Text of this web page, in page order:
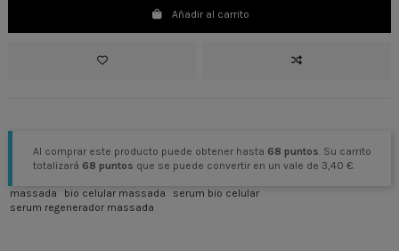
Añadir al carrito
Al comprar este producto puede obtener hasta 68 puntos. Su carrito
totalizará 68 puntos que se puede convertir en un vale de 3,40 €.
massada bio celular massada
serum bio celular
serum regenerador massada